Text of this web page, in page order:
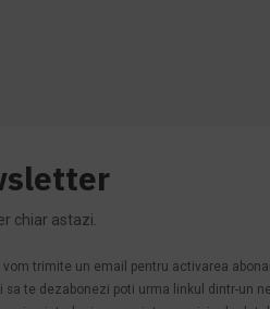
chiar astazi.
trimite un email pentru activarea
te dezabonezi poti urma linkul dintr-